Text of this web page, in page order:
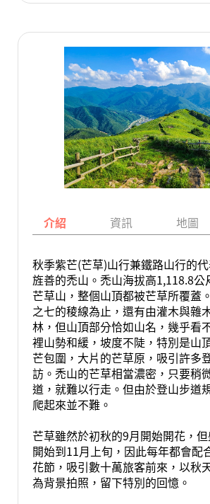
介紹 資訊 地圖
秋季紫芒(芒草)山行兼鐵路山行的
旌善的禿山。禿山海拔高1,118.8公
芒草山，整個山頂都被芒草所覆蓋
之七的稜線為止，還有由灌木與雜
林，但山頂部分恰如山名，幾乎看
裡山勢和緩，坡度不陡，特別是山
芒包圍，大片的芒草原，吸引許多
訪。禿山的芒草相當濃密，只要稍
道，就難以行走。但由於登山步道
爬起來並不難。
芒草雖然於初秋的9月開始開花，
開始到11月上旬，因此每年都會配
花節，吸引數十萬旅客前來，以秋
為背景拍照，留下特別的回憶。